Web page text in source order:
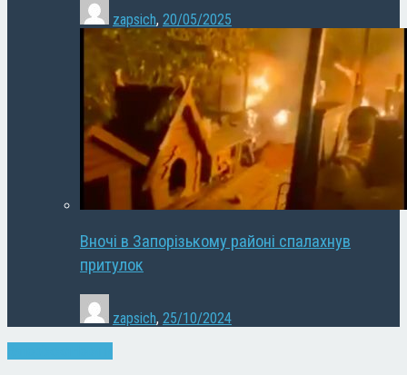
zapsich, 20/05/2025
Вночі в Запорізькому районі спалахнув
притулок
zapsich, 25/10/2024